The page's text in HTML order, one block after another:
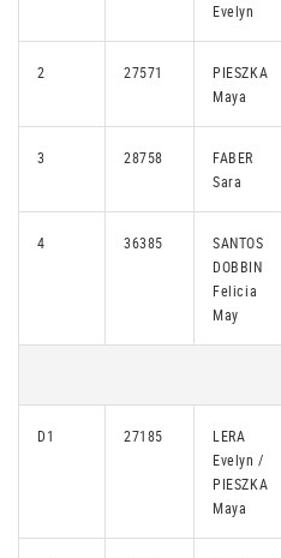
Evelyn
2 27571
PIESZKA
Maya
3 28758
FABER
Sara
4 36385
SANTOS
DOBBIN
Felicia
May
D1 27185
LERA
Evelyn /
PIESZKA
Maya